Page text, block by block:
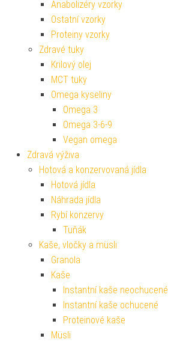
Anabolizéry vzorky
Ostatní vzorky
Proteiny vzorky
Zdravé tuky
Krilový olej
MCT tuky
Omega kyseliny
Omega 3
Omega 3-6-9
Vegan omega
Zdravá výživa
Hotová a konzervovaná jídla
Hotová jídla
Náhrada jídla
Rybí konzervy
Tuňák
Kaše, vločky a müsli
Granola
Kaše
Instantní kaše neochucené
Instantní kaše ochucené
Proteinové kaše
Müsli